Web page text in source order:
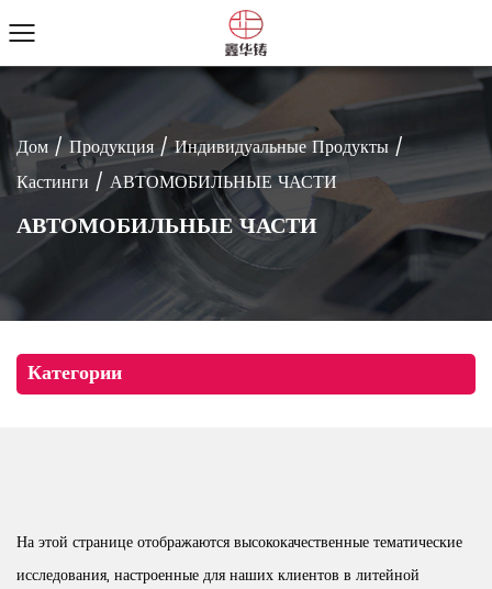
Дом/Продукция /Индивидуальные Продукты/
Кастинги / АВТОМОБИЛЬНЫЕ ЧАСТИ
АВТОМОБИЛЬНЫЕ ЧАСТИ
Категории
На этой странице отображаются высококачественные тематические
исследования, настроенные для наших клиентов в литейной